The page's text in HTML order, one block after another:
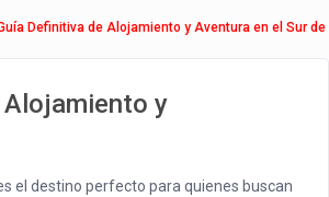
Definitiva de Alojamiento y Aventura en el Sur de
Alojamiento y
el destino perfecto para quienes buscan